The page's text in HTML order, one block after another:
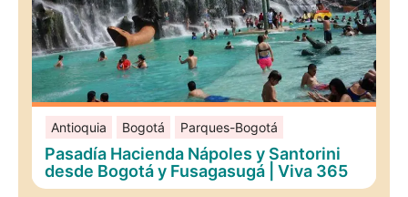
Antioquia Bogotá Parques-Bogotá
Pasadía Hacienda Nápoles y Santorini
desde Bogotá y Fusagasugá | Viva 365